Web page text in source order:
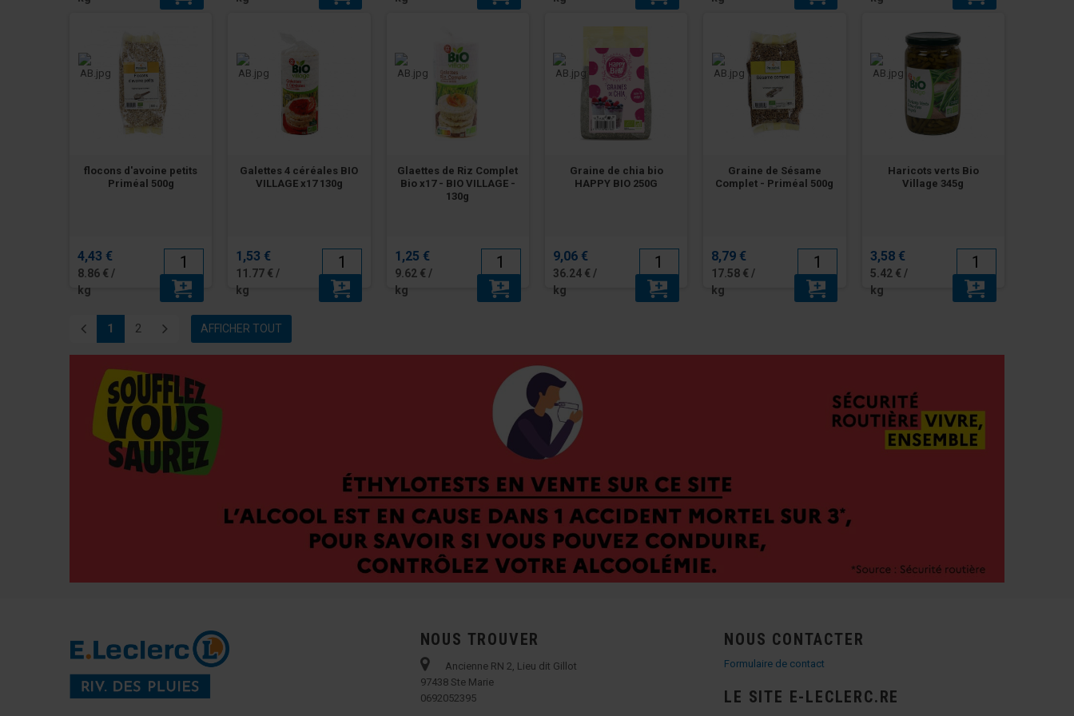
flocons d'avoine petits
Priméal 500g
4,43 €
8.86 € /
kg
Galettes 4 céréales BIO
VILLAGE x17 130g
1,53 €
11.77 € /
kg
Glaettes de Riz Complet
Bio x17 - BIO VILLAGE -
130g
1,25 €
9.62 € /
kg
Graine de chia bio
HAPPY BIO 250G
9,06 €
36.24 € /
kg
Graine de Sésame
Complet - Priméal 500g
8,79 €
17.58 € /
kg
Haricots verts Bio
Village 345g
3,58 €
5.42 € /
kg
1 2 AFFICHER TOUT
NOUS TROUVER
Ancienne RN 2, Lieu dit Gillot
97438 Ste Marie
0692052395
NOUS CONTACTER
Formulaire de contact
LE SITE E-LECLERC.RE